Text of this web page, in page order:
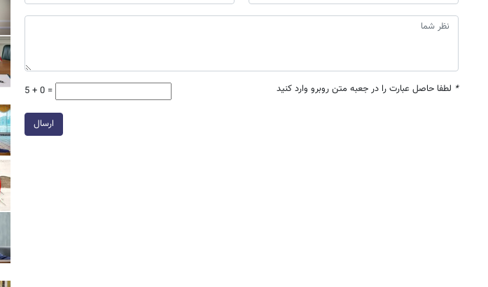
* لطفا حاصل عبارت را در جعبه متن روبرو وارد کنید 5 + 0 =
ارسال